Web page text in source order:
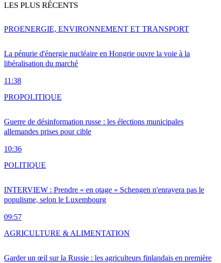
LES PLUS RÉCENTS
La pénurie d'énergie nucléaire en Hongrie ouvre la voie à la
libéralisation du marché
11:38
PROENERGIE, ENVIRONNEMENT ET TRANSPORT
Guerre de désinformation russe : les élections municipales
allemandes prises pour cible
10:36
PROPOLITIQUE
INTERVIEW : Prendre « en otage » Schengen n'enrayera pas le
populisme, selon le Luxembourg
09:57
POLITIQUE
Garder un œil sur la Russie : les agriculteurs finlandais en première
AGRICULTURE & ALIMENTATION